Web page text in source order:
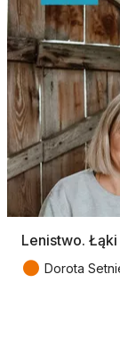
Lenistwo.
● Dorota